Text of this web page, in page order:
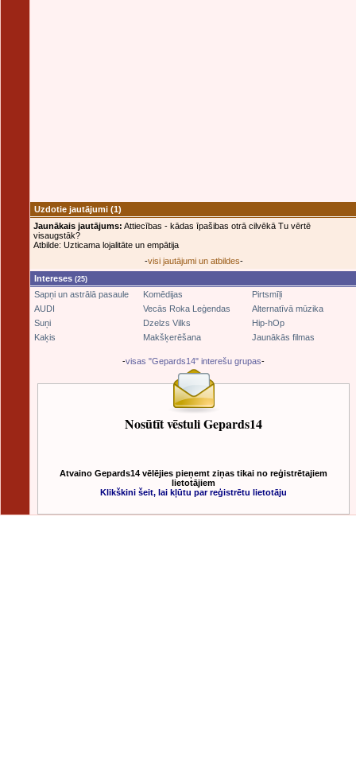
Uzdotie jautājumi (1)
Jaunākais jautājums: Attiecības - kādas īpašibas otrā cilvēkā Tu vērtē
visaugstāk?
Atbilde: Uzticama lojalitāte un empātija
-visi jautājumi un atbildes-
Intereses (25)
Sapņi un astrālā pasaule Komēdijas
Pirtsmīļi
AUDI
Vecās Roka Leģendas
Alternatīvā mūzika
Suņi
Dzelzs Vilks
Hip-hOp
Kaķis
Makšķerēšana Jaunākās filmas
-visas "Gepards14" interešu grupas-
Nosūtīt vēstuli Gepards14
Atvaino Gepards14 vēlējies pieņemt ziņas tikai no reģistrētajiem
lietotājiem
Klikškini šeit, lai kļūtu par reģistrētu lietotāju